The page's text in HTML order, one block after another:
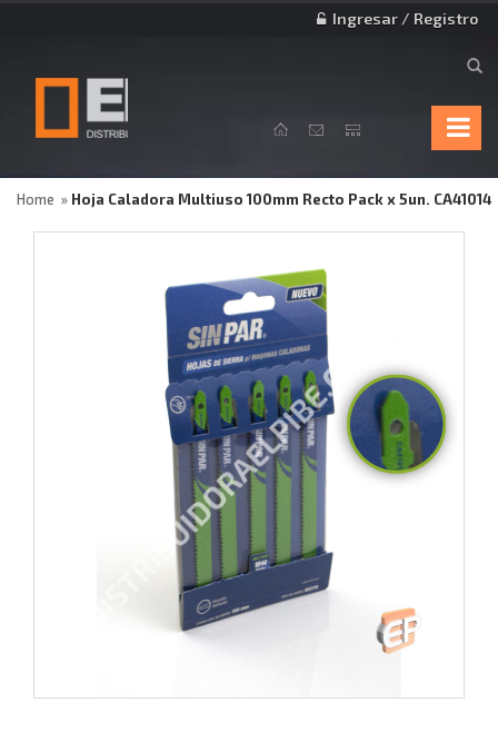
Ingresar / Registro
Home Hoja Caladora Multiuso 100mm Recto Pack x 5un. CA41014